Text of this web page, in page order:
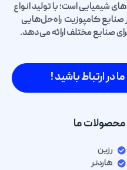
شیمیایی است؛ با تولید انواع
کامپوزیت راه‌حل‌هایی
صنایع مختلف ارائه می‌دهد.
در ارتباط باشید !
محصولات ما
رزین
هاردنر